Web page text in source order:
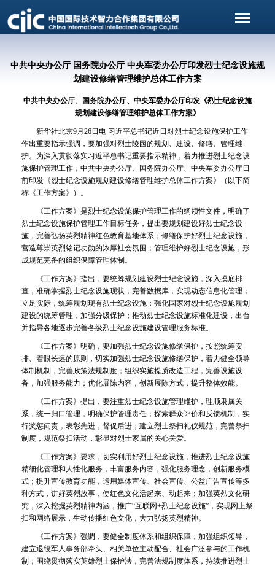
中共中央办公厅 国务院办公厅 中央军委办公厅印发烈士纪念设施规
划建设修缮管理维护总体工作方案
中共中央办公厅、国务院办公厅、中央军委办公厅印发《烈士纪念设施
规划建设修缮管理维护总体工作方案》
新华社北京9月26日电 习近平总书记近日对烈士纪念设施保护工作
作出重要指示强调，要加强对烈士陵园的规划、建设、修缮、管理维
护。为深入贯彻落实习近平总书记重要指示精神，着力推进烈士纪念设
施保护管理工作，中共中央办公厅、国务院办公厅、中央军委办公厅日
前印发《烈士纪念设施规划建设修缮管理维护总体工作方案》（以下简
称《工作方案》）。
《工作方案》是烈士纪念设施保护管理工作的纲领性文件，明确了
烈士纪念设施保护管理工作目标任务，提出要规划建设好烈士纪念设
施，完善弘扬英烈精神红色教育基地体系；修缮保护好烈士纪念设施，
营造尊崇英烈铭记功勋的浓厚社会氛围；管理维护好烈士纪念设施，形
成规范完备的组织保障管理体制。
《工作方案》指出，要统筹规划建设烈士纪念设施，深入摸底排
查，准确掌握烈士纪念设施现状，完善数据库，实现动态信息化管理；
立足实际，统筹规划现有烈士纪念设施；强化国家对烈士纪念设施规划
建设的统筹管理，加强分级保护；推动烈士纪念设施标准化建设，出台
并指导各地逐步完善各级烈士纪念设施建设管理服务标准。
《工作方案》明确，要加强烈士纪念设施修缮保护，按照统筹安
排、着眼长远的原则，切实加强烈士纪念设施修缮保护，着力健全领导
体制机制，完善政策法规制度；组织实施提质改造工程，完善设施设
备，加强服务能力；优化展陈内容，创新展陈方式，提升整体效能。
《工作方案》提出，要注重烈士纪念设施管理维护，理顺隶属关
系，统一归口管理，明确保护管理责任；探索群众评价和反馈机制，实
行奖惩问责，表彰先进，督促后进；建立烈士祭扫礼仪规范，完善祭扫
制度，规范祭扫活动，彰显对烈士家属的关心关爱。
《工作方案》要求，切实利用好烈士纪念设施，推进烈士纪念设施
精细化管理和人性化服务，丰富服务内容，强化服务理念，创新服务模
式；提升宣传教育功能，运用媒体宣传、社会宣传、公益广告宣传等多
种方式，讲好英烈故事，使红色文化活起来、动起来；加强英烈文化研
究，深入挖掘英烈精神内涵，推广“互联网+烈士纪念设施”，实现网上祭
扫和网络展示，生动传播红色文化，大力弘扬英烈精神。
《工作方案》强调，要健全制度体系和组织保障，加强组织领导，
建立退役军人事务部牵头、相关单位主动配合、社会广泛参与的工作机
制；围绕贯彻落实英雄烈士保护法，完善法规制度体系，持续推进烈士